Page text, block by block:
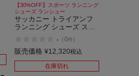
【30%OFF】スポーツ ランニング
シューズ ランシュー
サッカニー トライアンフ
ランニング シューズ スポ
グ フィットネス ジム ウォ
ーキング Saucony
アウトレット セール
- （0件 ）
販売価格 ¥12,320税込
在庫切れ